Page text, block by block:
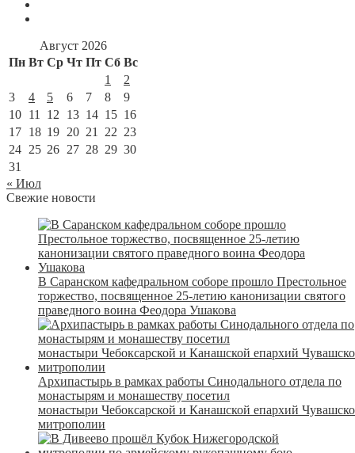
Август 2026
Пн Вт Ср Чт Пт Сб Вс
1
2
3
4 5 6 7 8
9
10 11 12 13 14 15 16
17 18 19 20 21 22 23
24 25 26 27 28 29 30
31
« Июл
Свежие новости
В Саранском кафедральном соборе прошло Престольное
торжество, посвященное 25-летию канонизации святого
праведного воина Феодора Ушакова
Архипастырь в рамках работы Синодального отдела по
монастырям и монашеству посетил
монастыри Чебоксарской и Канашской епархий
митрополии